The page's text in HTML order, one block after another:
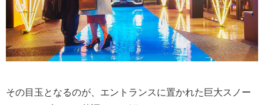
その目玉となるのが、エントランスに置かれた巨大スノー